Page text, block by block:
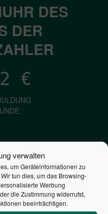
verwalten
um Geräteinformationen zu
tun dies, um das Browsing-
Werbung
die Zustimmung widerrufst,
beeinträchtigen.
DES
DER
€
€